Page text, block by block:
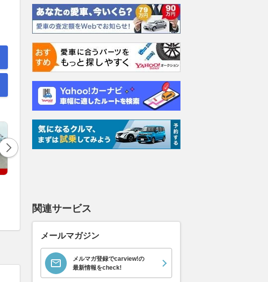
万円
関連サービス
メールマガジン
メルマガ登録でcarview!の
最新情報をcheck!